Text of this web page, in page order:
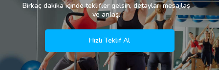
Kategoriler
Birkaç dakika içinde teklifler gelsin, detayları mesajlaş
ve anlaş.
Hızlı Teklif Al